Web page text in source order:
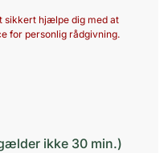
sikkert hjælpe dig med at
for personlig rådgivning.
ikke 30 min.)